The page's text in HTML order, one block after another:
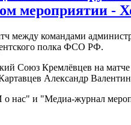
мероприятии -
между командами
полка ФСО РФ.
Союз Кремлёвцев на
Александр
о нас" и "Медиа-журнал